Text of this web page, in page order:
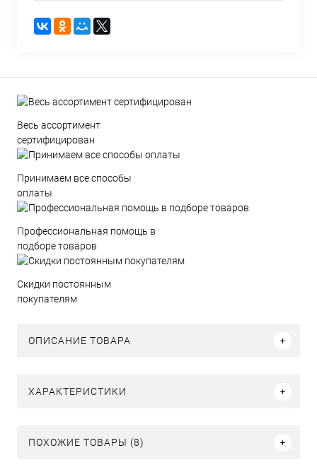
Весь ассортимент
сертифицирован
Принимаем все способы
оплаты
Профессиональная помощь в
подборе товаров
Скидки постоянным
покупателям
ОПИСАНИЕ ТОВАРА
ХАРАКТЕРИСТИКИ
ПОХОЖИЕ ТОВАРЫ (8)